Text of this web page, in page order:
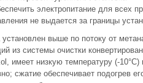
электропитание для всех
не выдается за границы
установлен выше по потоку от
из системы очистки
имеет низкую температуру (-10°С)
сжатие обеспечивает подогрев